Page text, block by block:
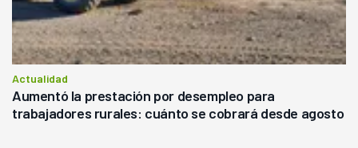
Actualidad
Aumentó la prestación por desempleo para
trabajadores rurales: cuánto se cobrará desde agosto